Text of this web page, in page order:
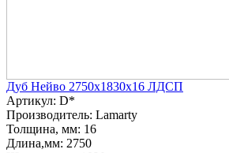
Дуб Нейво 2750х1830х16 ЛДСП
Артикул: D*
Производитель: Lamarty
Толщина, мм: 16
Длина,мм: 2750